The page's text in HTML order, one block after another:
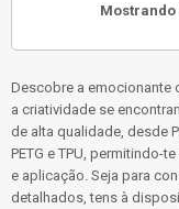
Mostrando
Descobre a emocionante
a criatividade se
de alta qualidade, desde
PETG e TPU, permitindo-
e aplicação. Seja para
detalhados, tens à